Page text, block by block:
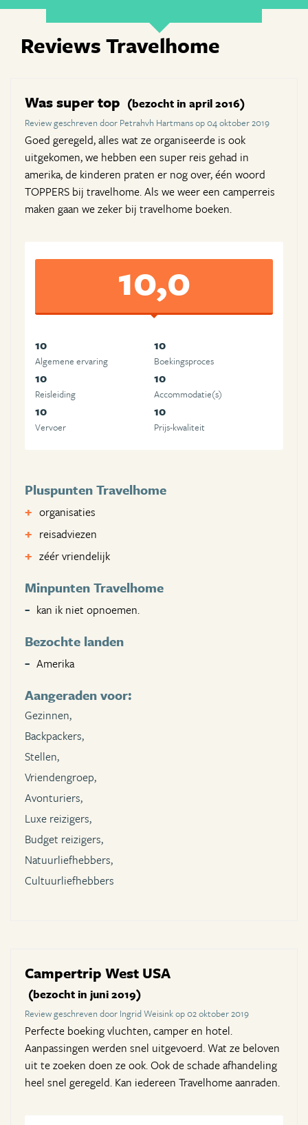
Reviews Travelhome
Was super top (bezocht in april 2016)
Review geschreven door Petrahvh Hartmans op 04 oktober 2019
Goed geregeld, alles wat ze organiseerde is ook
uitgekomen, we hebben een super reis gehad in
amerika, de kinderen praten er nog over, één woord
TOPPERS bij travelhome. Als we weer een camperreis
maken gaan we zeker bij travelhome boeken.
10,0
10
Algemene ervaring
10
Boekingsproces
10
Reisleiding
10
Accommodatie(s)
10
Vervoer
10
Prijs-kwaliteit
Pluspunten Travelhome
organisaties
reisadviezen
zéér vriendelijk
Minpunten Travelhome
kan ik niet opnoemen.
Bezochte landen
Amerika
Aangeraden voor:
Gezinnen,
Backpackers,
Stellen,
Vriendengroep,
Avonturiers,
Luxe reizigers,
Budget reizigers,
Natuurliefhebbers,
Cultuurliefhebbers
Campertrip West USA
(bezocht in juni 2019)
Review geschreven door Ingrid Weisink op 02 oktober 2019
Perfecte boeking vluchten, camper en hotel.
Aanpassingen werden snel uitgevoerd. Wat ze beloven
uit te zoeken doen ze ook. Ook de schade afhandeling
heel snel geregeld. Kan iedereen Travelhome aanraden.